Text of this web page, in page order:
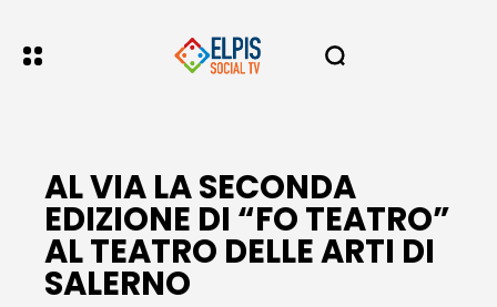
AL VIA LA SECONDA
EDIZIONE DI “FO TEATRO”
AL TEATRO DELLE ARTI DI
SALERNO